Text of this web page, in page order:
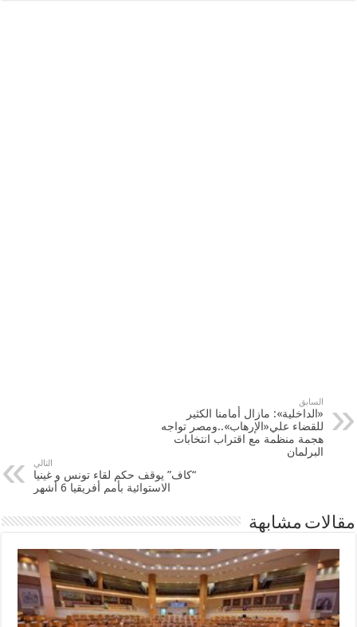
السابق
«الداخلية»: مازال أمامنا الكثير
للقضاء علي«الإرهاب»..ومصر تواجه
هجمة منظمة مع اقتراب انتخابات
البرلمان
التالي
“‫‏كاف‬” يوقف حكم لقاء ‫‏تونس‬ و ‫‏غينيا‬
الاستوائية بأمم أفريقيا 6 أشهر
مقالات مشابهة